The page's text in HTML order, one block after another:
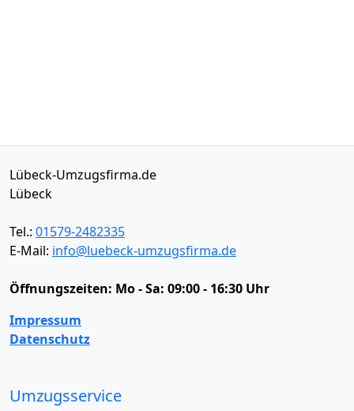
Lübeck-Umzugsfirma.de
Lübeck
Tel.: 01579-2482335
E-Mail: info@luebeck-umzugsfirma.de
Öffnungszeiten: Mo - Sa: 09:00 - 16:30 Uhr
Impressum
Datenschutz
Umzugsservice